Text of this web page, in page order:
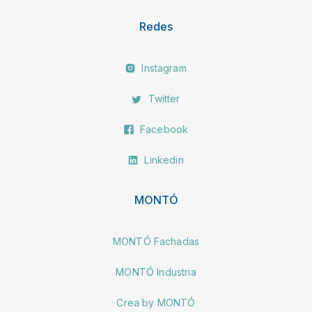
Redes
Instagram
Twitter
Facebook
Linkedin
MONTÓ
MONTÓ Fachadas
MONTÓ Industria
Crea by MONTÓ